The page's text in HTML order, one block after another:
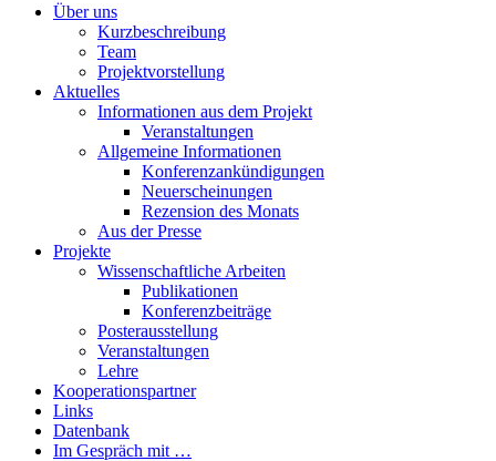
Über uns
Kurzbeschreibung
Team
Projektvorstellung
Aktuelles
Informationen aus dem Projekt
Veranstaltungen
Allgemeine Informationen
Konferenzankündigungen
Neuerscheinungen
Rezension des Monats
Aus der Presse
Projekte
Wissenschaftliche Arbeiten
Publikationen
Konferenzbeiträge
Posterausstellung
Veranstaltungen
Lehre
Kooperationspartner
Links
Datenbank
Im Gespräch mit …